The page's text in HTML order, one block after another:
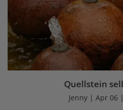
Quellstein
Jenny | Apr 06 |